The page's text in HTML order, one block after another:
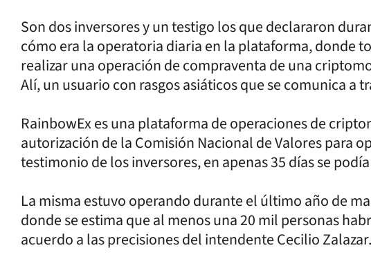
Son dos inversores y un testigo los que declararon
cómo era la operatoria diaria en la plataforma, donde
realizar una operación de compraventa de una
Alí, un usuario con rasgos asiáticos que se comunica a
RainbowEx es una plataforma de operaciones de
autorización de la Comisión Nacional de Valores para
testimonio de los inversores, en apenas 35 días se
La misma estuvo operando durante el último año de
donde se estima que al menos una 20 mil personas
acuerdo a las precisiones del intendente Cecilio Zalazar.